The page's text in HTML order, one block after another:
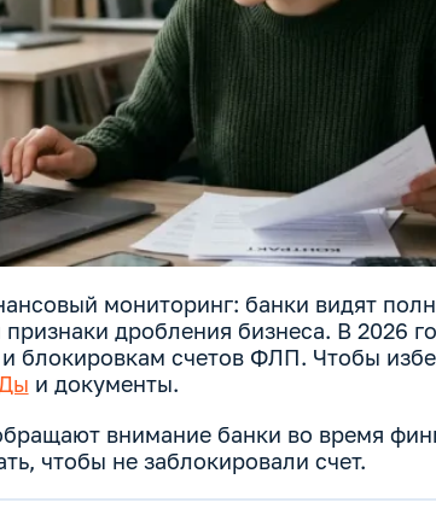
мониторинг: банки видят
дробления бизнеса. В 2026
блокировкам счетов ФЛП. Чтобы
и документы.
внимание банки во время
чтобы не заблокировали счет.